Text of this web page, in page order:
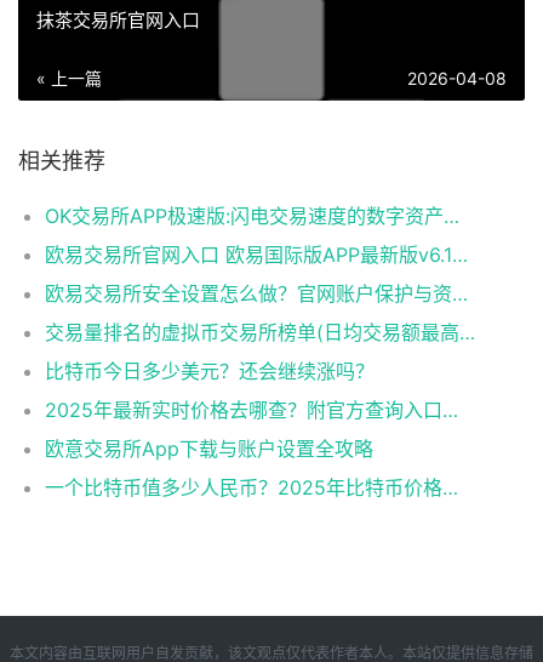
抹茶交易所官网入口
« 上一篇 2026-04-08
相关推荐
OK交易所APP极速版:闪电交易速度的数字资产平台​
欧易交易所官网入口 欧易国际版APP最新版v6.144.0下载与使用指南
欧易交易所安全设置怎么做？官网账户保护与资产防盗完整教程
交易量排名的虚拟币交易所榜单(日均交易额最高的10家平台)
比特币今日多少美元？还会继续涨吗？​
2025年最新实时价格去哪查？附官方查询入口与走势图！​
欧意交易所App下载与账户设置全攻略
一个比特币值多少人民币？2025年比特币价格解析
本文内容由互联网用户自发贡献，该文观点仅代表作者本人。本站仅提供信息存储